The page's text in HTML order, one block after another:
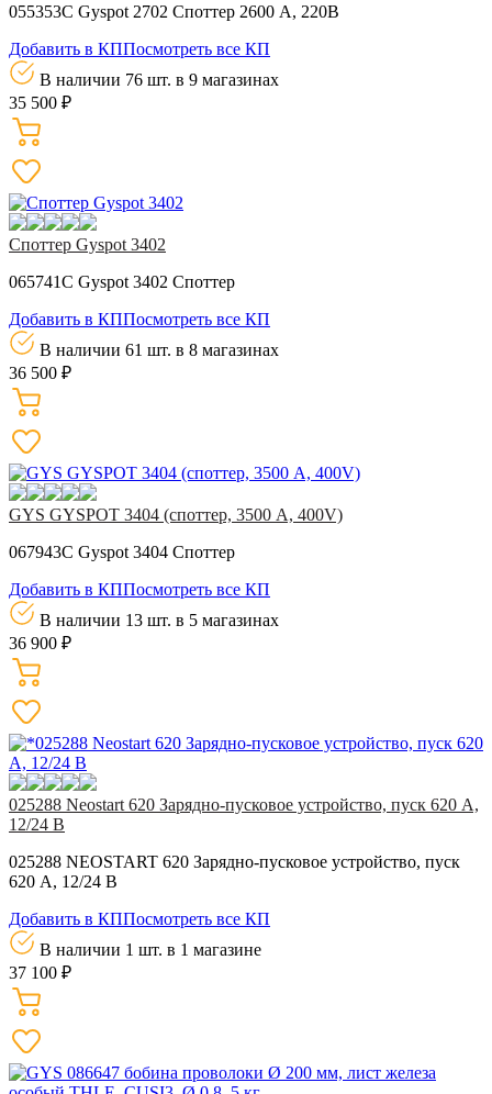
055353C Gyspot 2702 Cпоттер 2600 А, 220В
Добавить в КППосмотреть все КП
В наличии 76 шт. в 9 магазинах
35 500 ₽
Cпоттер Gyspot 3402
065741C Gyspot 3402 Cпоттер
Добавить в КППосмотреть все КП
В наличии 61 шт. в 8 магазинах
36 500 ₽
GYS GYSPOT 3404 (споттер, 3500 A, 400V)
067943C Gyspot 3404 Cпоттер
Добавить в КППосмотреть все КП
В наличии 13 шт. в 5 магазинах
36 900 ₽
025288 Neostart 620 Зарядно-пусковое устройство, пуск 620 А,
12/24 В
025288 NEOSTART 620 Зарядно-пусковое устройство, пуск
620 А, 12/24 В
Добавить в КППосмотреть все КП
В наличии 1 шт. в 1 магазине
37 100 ₽